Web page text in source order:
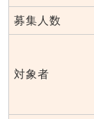
募集人数
対象者